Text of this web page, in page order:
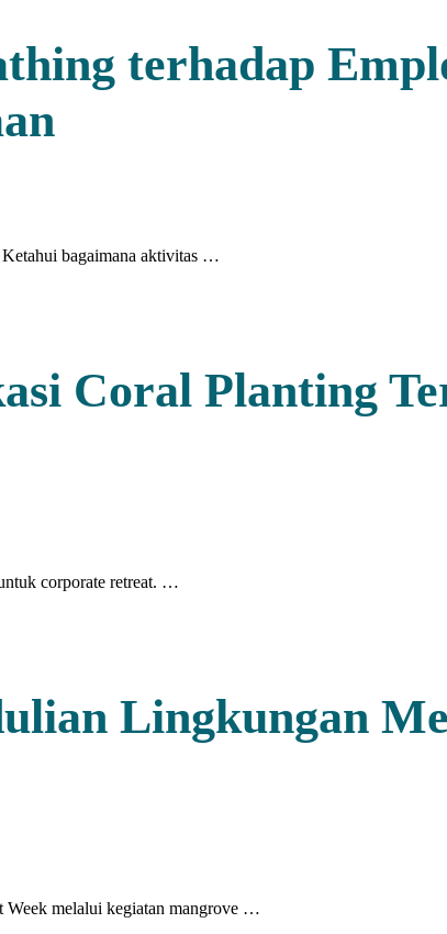
terhadap
bagaimana aktivitas …
Coral Planting
corporate retreat. …
Lingkungan
Week melalui kegiatan mangrove …